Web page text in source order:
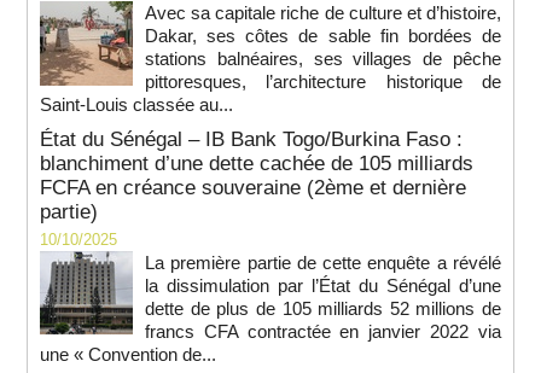
Avec sa capitale riche de culture et d’histoire,
Dakar, ses côtes de sable fin bordées de
stations balnéaires, ses villages de pêche
pittoresques, l’architecture historique de
Saint-Louis classée au...
État du Sénégal – IB Bank Togo/Burkina Faso :
blanchiment d’une dette cachée de 105 milliards
FCFA en créance souveraine (2ème et dernière
partie)
10/10/2025
La première partie de cette enquête a révélé
la dissimulation par l’État du Sénégal d’une
dette de plus de 105 milliards 52 millions de
francs CFA contractée en janvier 2022 via
une « Convention de...